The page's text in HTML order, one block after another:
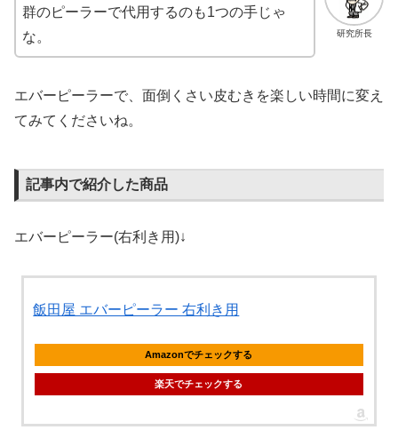
研究所長
群のピーラーで代用するのも1つの手じゃ
な。
エバーピーラーで、面倒くさい皮むきを楽しい時間に変え
てみてくださいね。
記事内で紹介した商品
エバーピーラー(右利き用)↓
飯田屋 エバーピーラー 右利き用
Amazonでチェックする
楽天でチェックする